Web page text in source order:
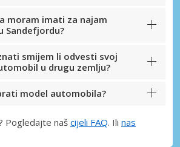
moram imati za najam
Sandefjordu?
smijem li odvesti svoj
u drugu zemlju?
model automobila?
Pogledajte naš cijeli FAQ. Ili nas